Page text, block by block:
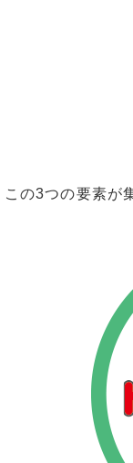
この3つの要素が